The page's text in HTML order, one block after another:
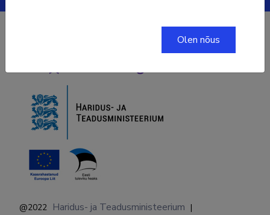
@2022 Haridus- ja Teadusministeerium |
Olen nõus